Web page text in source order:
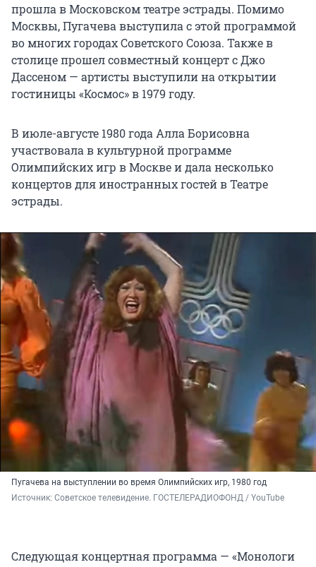
прошла в Московском театре эстрады. Помимо
Москвы, Пугачева выступила с этой программой
во многих городах Советского Союза. Также в
столице прошел совместный концерт с Джо
Дассеном — артисты выступили на открытии
гостиницы «Космос» в 1979 году.
В июле-августе 1980 года Алла Борисовна
участвовала в культурной программе
Олимпийских игр в Москве и дала несколько
концертов для иностранных гостей в Театре
эстрады.
Пугачева на выступлении во время Олимпийских игр, 1980 год
Источник: Советское телевидение. ГОСТЕЛЕРАДИОФОНД / YouTube
Следующая концертная программа — «Монологи